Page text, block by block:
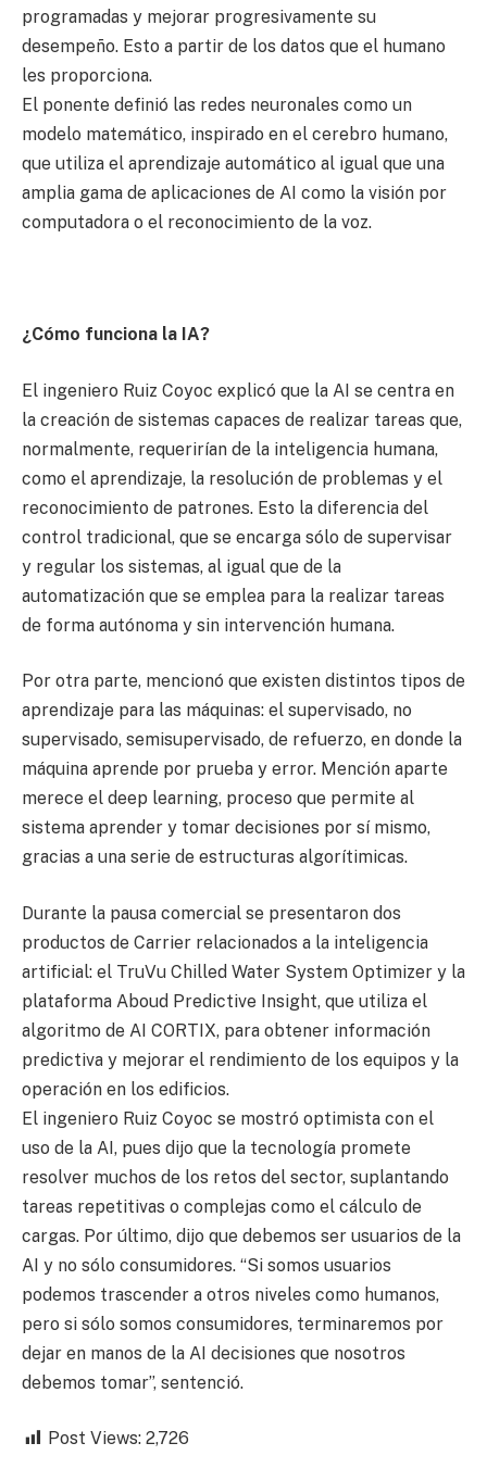
programadas y mejorar progresivamente su
desempeño. Esto a partir de los datos que el humano
les proporciona.
El ponente definió las redes neuronales como un
modelo matemático, inspirado en el cerebro humano,
que utiliza el aprendizaje automático al igual que una
amplia gama de aplicaciones de AI como la visión por
computadora o el reconocimiento de la voz.
¿Cómo funciona la IA?
El ingeniero Ruiz Coyoc explicó que la AI se centra en
la creación de sistemas capaces de realizar tareas que,
normalmente, requerirían de la inteligencia humana,
como el aprendizaje, la resolución de problemas y el
reconocimiento de patrones. Esto la diferencia del
control tradicional, que se encarga sólo de supervisar
y regular los sistemas, al igual que de la
automatización que se emplea para la realizar tareas
de forma autónoma y sin intervención humana.
Por otra parte, mencionó que existen distintos tipos de
aprendizaje para las máquinas: el supervisado, no
supervisado, semisupervisado, de refuerzo, en donde la
máquina aprende por prueba y error. Mención aparte
merece el deep learning, proceso que permite al
sistema aprender y tomar decisiones por sí mismo,
gracias a una serie de estructuras algorítimicas.
Durante la pausa comercial se presentaron dos
productos de Carrier relacionados a la inteligencia
artificial: el TruVu Chilled Water System Optimizer y la
plataforma Aboud Predictive Insight, que utiliza el
algoritmo de AI CORTIX, para obtener información
predictiva y mejorar el rendimiento de los equipos y la
operación en los edificios.
El ingeniero Ruiz Coyoc se mostró optimista con el
uso de la AI, pues dijo que la tecnología promete
resolver muchos de los retos del sector, suplantando
tareas repetitivas o complejas como el cálculo de
cargas. Por último, dijo que debemos ser usuarios de la
AI y no sólo consumidores. “Si somos usuarios
podemos trascender a otros niveles como humanos,
pero si sólo somos consumidores, terminaremos por
dejar en manos de la AI decisiones que nosotros
debemos tomar”, sentenció.
Post Views: 2,726